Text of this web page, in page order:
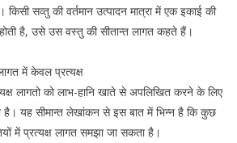
सव्तु की वर्तमान उत्पादन मात्रा में एक इकाई की
है, उसे उस वस्तु की सीतान्त लागत कहते हैं।
में केवल प्रत्यक्ष
लागतो को लाभ-हानि खाते से अपलिखित करने के लिए
है। यह सीमान्त लेखांकन से इस बात में भिन्न है कि कुछ
में प्रत्यक्ष लागत समझा जा सकता है।